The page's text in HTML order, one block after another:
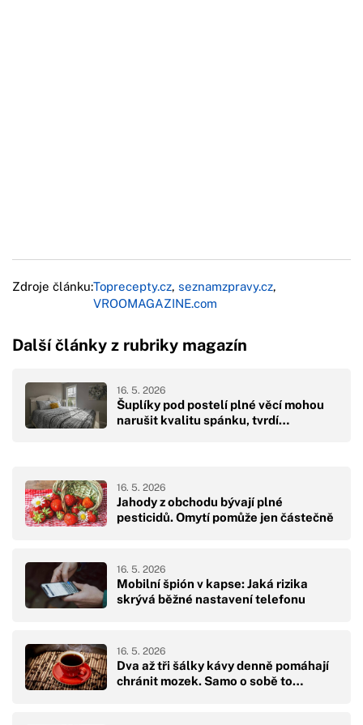
Zdroje článku:Toprecepty.cz, seznamzpravy.cz,
VROOMAGAZINE.com
Další články z rubriky magazín
Šuplíky pod postelí plné věcí mohou
narušit kvalitu spánku, tvrdí…
16. 5. 2026
Jahody z obchodu bývají plné
pesticidů. Omytí pomůže jen částečně
16. 5. 2026
Mobilní špión v kapse: Jaká rizika
skrývá běžné nastavení telefonu
16. 5. 2026
Dva až tři šálky kávy denně pomáhají
chránit mozek. Samo o sobě to…
16. 5. 2026